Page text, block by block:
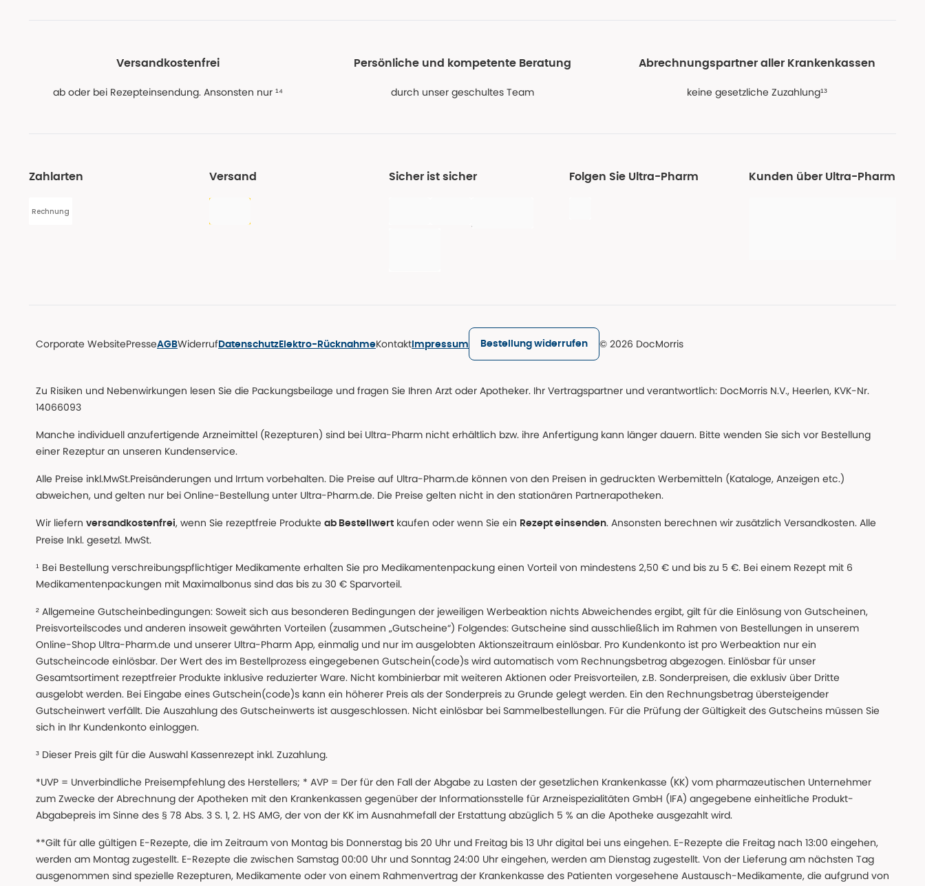
Versandkostenfrei
ab oder bei Rezepteinsendung. Ansonsten nur ¹⁴
Persönliche und kompetente Beratung
durch unser geschultes Team
Abrechnungspartner aller Krankenkassen
keine gesetzliche Zuzahlung¹³
Zahlarten
Rechnung
Versand Sicher ist sicher Folgen Sie Ultra-Pharm Kunden über Ultra-Pharm
Corporate WebsitePresseAGBWiderruf Datenschutz Elektro-RücknahmeKontakt Impressum Bestellung widerrufen © 2026 DocMorris
Zu Risiken und Nebenwirkungen lesen Sie die Packungsbeilage und fragen Sie Ihren Arzt oder Apotheker. Ihr Vertragspartner und verantwortlich: DocMorris N.V., Heerlen, KVK-Nr.
14066093
Manche individuell anzufertigende Arzneimittel (Rezepturen) sind bei Ultra-Pharm nicht erhältlich bzw. ihre Anfertigung kann länger dauern. Bitte wenden Sie sich vor Bestellung
einer Rezeptur an unseren Kundenservice.
Alle Preise inkl.MwSt.Preisänderungen und Irrtum vorbehalten. Die Preise auf Ultra-Pharm.de können von den Preisen in gedruckten Werbemitteln (Kataloge, Anzeigen etc.)
abweichen, und gelten nur bei Online-Bestellung unter Ultra-Pharm.de. Die Preise gelten nicht in den stationären Partnerapotheken.
Wir liefern versandkostenfrei, wenn Sie rezeptfreie Produkte ab Bestellwert kaufen oder wenn Sie ein Rezept einsenden. Ansonsten berechnen wir zusätzlich Versandkosten. Alle
Preise Inkl. gesetzl. MwSt.
¹ Bei Bestellung verschreibungspflichtiger Medikamente erhalten Sie pro Medikamentenpackung einen Vorteil von mindestens 2,50 € und bis zu 5 €. Bei einem Rezept mit 6
Medikamentenpackungen mit Maximalbonus sind das bis zu 30 € Sparvorteil.
² Allgemeine Gutscheinbedingungen: Soweit sich aus besonderen Bedingungen der jeweiligen Werbeaktion nichts Abweichendes ergibt, gilt für die Einlösung von Gutscheinen,
Preisvorteilscodes und anderen insoweit gewährten Vorteilen (zusammen „Gutscheine“) Folgendes: Gutscheine sind ausschließlich im Rahmen von Bestellungen in unserem
Online-Shop Ultra-Pharm.de und unserer Ultra-Pharm App, einmalig und nur im ausgelobten Aktionszeitraum einlösbar. Pro Kundenkonto ist pro Werbeaktion nur ein
Gutscheincode einlösbar. Der Wert des im Bestellprozess eingegebenen Gutschein(code)s wird automatisch vom Rechnungsbetrag abgezogen. Einlösbar für unser
Gesamtsortiment rezeptfreier Produkte inklusive reduzierter Ware. Nicht kombinierbar mit weiteren Aktionen oder Preisvorteilen, z.B. Sonderpreisen, die exklusiv über Dritte
ausgelobt werden. Bei Eingabe eines Gutschein(code)s kann ein höherer Preis als der Sonderpreis zu Grunde gelegt werden. Ein den Rechnungsbetrag übersteigender
Gutscheinwert verfällt. Die Auszahlung des Gutscheinwerts ist ausgeschlossen. Nicht einlösbar bei Sammelbestellungen. Für die Prüfung der Gültigkeit des Gutscheins müssen Sie
sich in Ihr Kundenkonto einloggen.
³ Dieser Preis gilt für die Auswahl Kassenrezept inkl. Zuzahlung.
*UVP = Unverbindliche Preisempfehlung des Herstellers; * AVP = Der für den Fall der Abgabe zu Lasten der gesetzlichen Krankenkasse (KK) vom pharmazeutischen Unternehmer
zum Zwecke der Abrechnung der Apotheken mit den Krankenkassen gegenüber der Informationsstelle für Arzneispezialitäten GmbH (IFA) angegebene einheitliche Produkt-
Abgabepreis im Sinne des § 78 Abs. 3 S. 1, 2. HS AMG, der von der KK im Ausnahmefall der Erstattung abzüglich 5 % an die Apotheke ausgezahlt wird.
**Gilt für alle gültigen E-Rezepte, die im Zeitraum von Montag bis Donnerstag bis 20 Uhr und Freitag bis 13 Uhr digital bei uns eingehen. E-Rezepte die Freitag nach 13:00 eingehen,
werden am Montag zugestellt. E-Rezepte die zwischen Samstag 00:00 Uhr und Sonntag 24:00 Uhr eingehen, werden am Dienstag zugestellt. Von der Lieferung am nächsten Tag
ausgenommen sind spezielle Rezepturen, Medikamente oder von einem Rahmenvertrag der Krankenkasse des Patienten vorgesehene Austausch-Medikamente, die aufgrund von